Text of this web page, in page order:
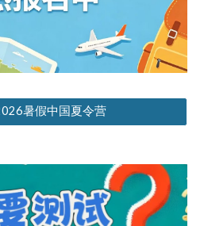
暑假中国夏令营